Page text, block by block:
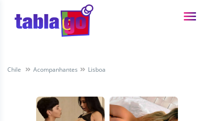
Chile Acompanhantes Lisboa